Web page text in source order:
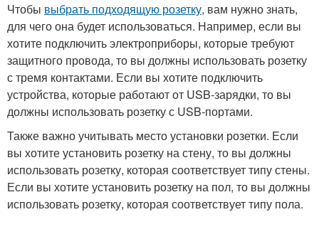
Чтобы выбрать подходящую розетку, вам нужно знать,
для чего она будет использоваться. Например, если вы
хотите подключить электроприборы, которые требуют
защитного провода, то вы должны использовать розетку
с тремя контактами. Если вы хотите подключить
устройства, которые работают от USB-зарядки, то вы
должны использовать розетку с USB-портами.
Также важно учитывать место установки розетки. Если
вы хотите установить розетку на стену, то вы должны
использовать розетку, которая соответствует типу стены.
Если вы хотите установить розетку на пол, то вы должны
использовать розетку, которая соответствует типу пола.